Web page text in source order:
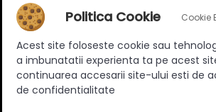
Tip
Suruburi incluse
Stil
Material
Politica Cookie Cookie
Acest site foloseste cookie sau
a imbunatatii experienta ta pe acest
continuarea accesarii site-ului esti de acord
de confidentialitate